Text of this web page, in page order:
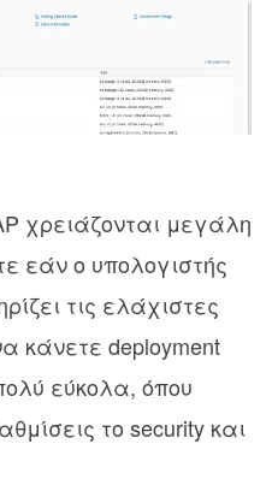
χρειάζονται μεγάλη
εάν ο υπολογιστής
τις ελάχιστες
κάνετε deplοyment
εύκολα, όπου
το security και